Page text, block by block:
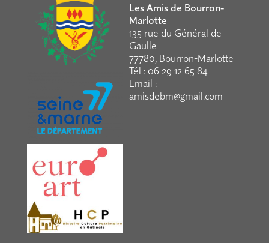
Les Amis de Bourron-
Marlotte
135 rue du Général de
Gaulle
77780, Bourron-Marlotte
Tél : 06 29 12 65 84
Email :
amisdebm@gmail.com